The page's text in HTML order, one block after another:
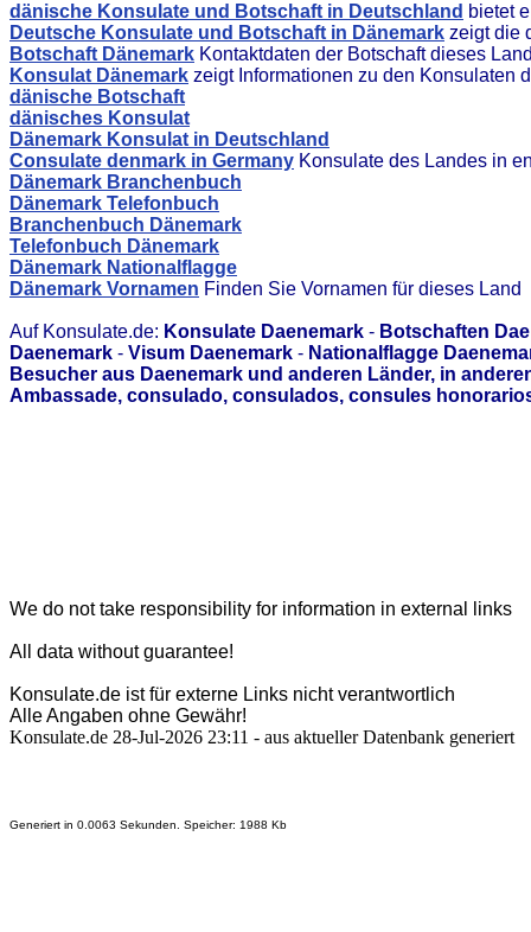
dänische Konsulate und Botschaft in Deutschland bietet
Deutsche Konsulate und Botschaft in Dänemark zeigt die
Botschaft Dänemark Kontaktdaten der Botschaft dieses
Konsulat Dänemark zeigt Informationen zu den Konsulaten
dänische Botschaft
dänisches Konsulat
Dänemark Konsulat in Deutschland
Consulate denmark in Germany Konsulate des Landes in
Dänemark Branchenbuch
Dänemark Telefonbuch
Branchenbuch Dänemark
Telefonbuch Dänemark
Dänemark Nationalflagge
Dänemark Vornamen Finden Sie Vornamen für dieses Land
Auf Konsulate.de: Konsulate Daenemark - Botschaften
Daenemark - Visum Daenemark - Nationalflagge
Besucher aus Daenemark und anderen Länder, in
Ambassade, consulado, consulados, consules
We do not take responsibility for information in external links
All data without guarantee!
Konsulate.de ist für externe Links nicht verantwortlich
Alle Angaben ohne Gewähr!
Konsulate.de 28-Jul-2026 23:11 - aus aktueller Datenbank generiert
Generiert in 0.0063 Sekunden. Speicher: 1988 Kb